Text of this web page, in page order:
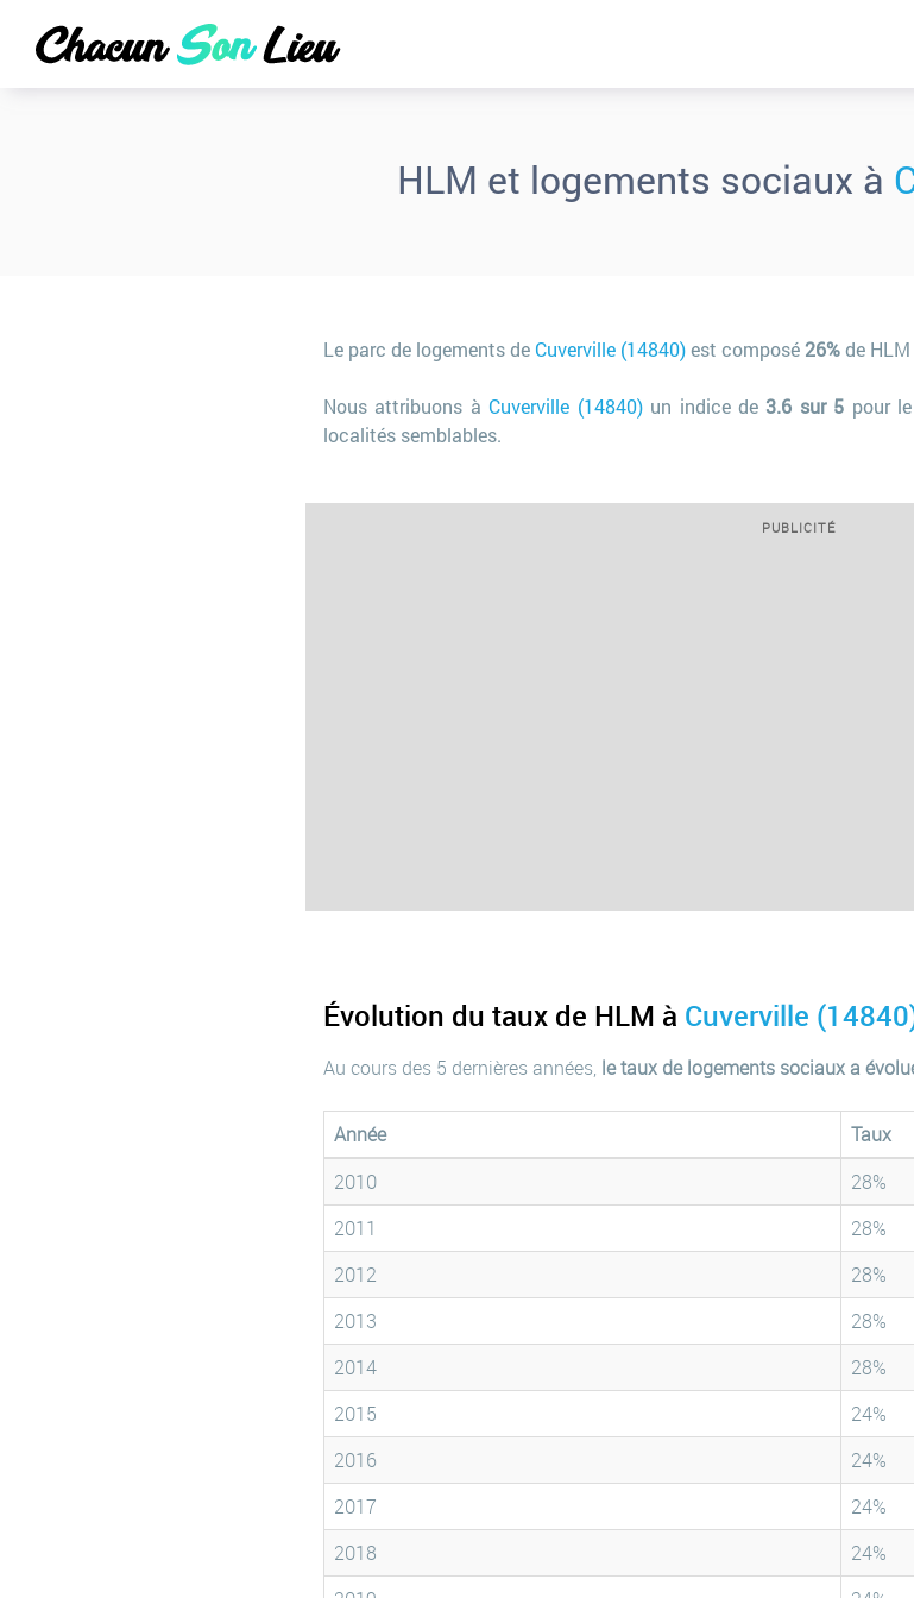
HLM et logements sociaux à
Le parc de logements de Cuverville (14840)est composé26%de
Nous attribuons à Cuverville (14840)un indice de 3.6 sur 5 pour
localités semblables.
PUBLICITÉ
Évolution du taux de HLM à Cuverville
Au cours des 5 dernières années, le taux de logements sociaux a
Année
Taux
2010
28%
2011
28%
2012
28%
2013
28%
2014
28%
2015
24%
2016
24%
2017
24%
2018
24%